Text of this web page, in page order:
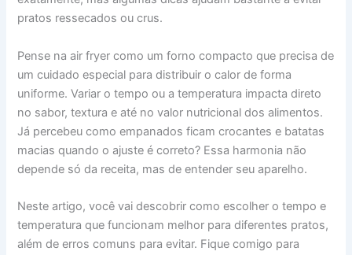
pratos ressecados ou crus.
Pense na air fryer como um forno compacto que precisa de
um cuidado especial para distribuir o calor de forma
uniforme. Variar o tempo ou a temperatura impacta direto
no sabor, textura e até no valor nutricional dos alimentos.
Já percebeu como empanados ficam crocantes e batatas
macias quando o ajuste é correto? Essa harmonia não
depende só da receita, mas de entender seu aparelho.
Neste artigo, você vai descobrir como escolher o tempo e
temperatura que funcionam melhor para diferentes pratos,
além de erros comuns para evitar. Fique comigo para